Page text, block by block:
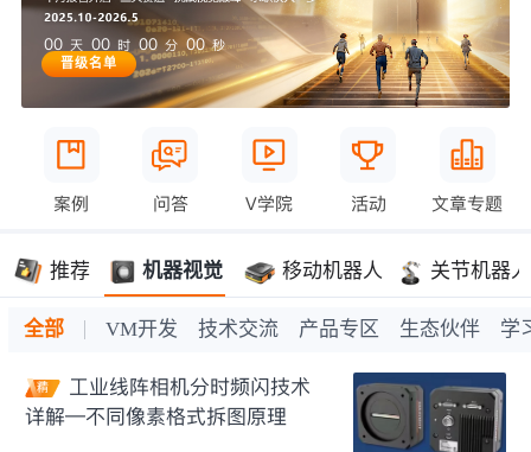
晋级名单
00 天 00 时 00 分 00 秒
案例 问答 V学院 活动 文章专题
推荐 机器视觉 移动机器人 关节机器人
全部 VM开发 技术交流 产品专区 生态伙伴 学
精
工业线阵相机分时频闪技术
详解—不同像素格式拆图原理